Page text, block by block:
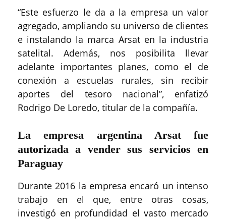
“Este esfuerzo le da a la empresa un valor
agregado, ampliando su universo de clientes
e instalando la marca Arsat en la industria
satelital. Además, nos posibilita llevar
adelante importantes planes, como el de
conexión a escuelas rurales, sin recibir
aportes del tesoro nacional”, enfatizó
Rodrigo De Loredo, titular de la compañía.
La empresa argentina Arsat fue
autorizada a vender sus servicios en
Paraguay
Durante 2016 la empresa encaró un intenso
trabajo en el que, entre otras cosas,
investigó en profundidad el vasto mercado